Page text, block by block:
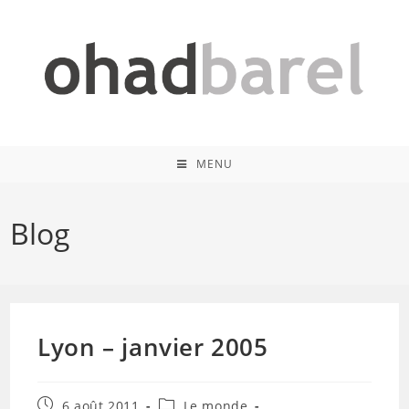
MENU
Blog
Lyon – janvier 2005
Publication
Post